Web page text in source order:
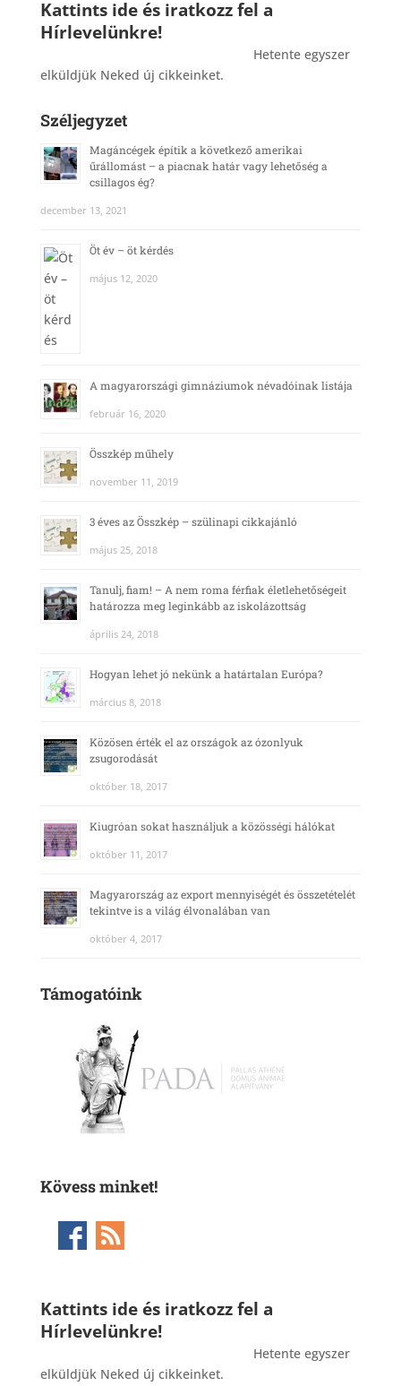
Kattints ide és iratkozz fel a
Hírlevelünkre!
Hetente egyszer
elküldjük Neked új cikkeinket.
Széljegyzet
Magáncégek építik a következő amerikai
űrállomást – a piacnak határ vagy lehetőség a
csillagos ég?
december 13, 2021
Öt év – öt kérdés
május 12, 2020
A magyarországi gimnáziumok névadóinak listája
február 16, 2020
Összkép műhely
november 11, 2019
3 éves az Összkép – szülinapi cikkajánló
május 25, 2018
Tanulj, fiam! – A nem roma férfiak életlehetőségeit
határozza meg leginkább az iskolázottság
április 24, 2018
Hogyan lehet jó nekünk a határtalan Európa?
március 8, 2018
Közösen érték el az országok az ózonlyuk
zsugorodását
október 18, 2017
Kiugróan sokat használjuk a közösségi hálókat
október 11, 2017
Magyarország az export mennyiségét és összetételét
tekintve is a világ élvonalában van
október 4, 2017
Támogatóink
Kövess minket!
Kattints ide és iratkozz fel a
Hírlevelünkre!
Hetente egyszer
elküldjük Neked új cikkeinket.